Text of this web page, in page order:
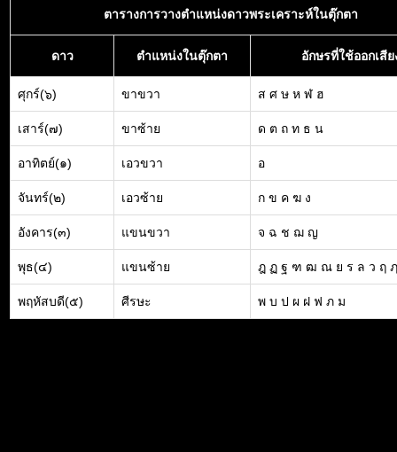
ตารางการวางตำแหน่งดาวพระเคราะห์ในตุ๊กตา
ดาว ตำแหน่งในตุ๊กตา อักษรที่ใช้ออกเสีย
ศุกร์(๖) ขาขวา ส ศ ษ ห ฬ ฮ
เสาร์(๗) ขาซ้าย ด ต ถ ท ธ น
อาทิตย์(๑) เอวขวา อ
จันทร์(๒) เอวซ้าย ก ข ค ฆ ง
อังคาร(๓) แขนขวา จ ฉ ช ฌ ญ
พุธ(๔) แขนซ้าย ฎ ฏ ฐ ฑ ฒ ณ ย ร ล ว ฤ ฦ
พฤหัสบดี(๕) ศีรษะ พ บ ป ผ ฝ ฟ ภ ม